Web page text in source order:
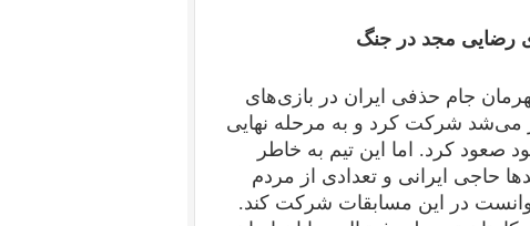
رضایی مجد در جنگ
عنوان قهرمان جام حذفی ایران در بازی‌های
می‌شد شرکت کرد و به مرحله نهایی
صعود کرد. اما این تیم به خاطر
حاجی ایرانی و تعدادی از مردم
در این مسابقات شرکت کند.